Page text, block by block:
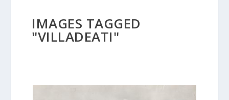
IMAGES TAGGED
"VILLADEATI"